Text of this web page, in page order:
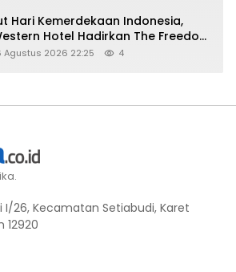
Hari Kemerdekaan Indonesia,
Hotel Hadirkan The Freedom
Hingga 45%
Agustus 2026 22:25 4
I/26, Kecamatan Setiabudi, Karet
12920